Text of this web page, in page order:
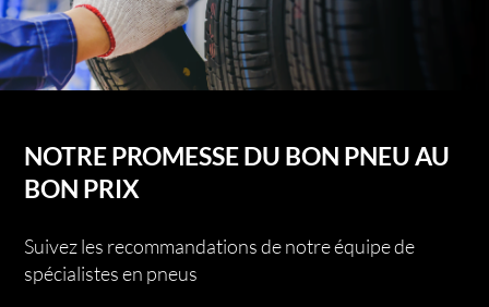
NOTRE PROMESSE DU BON PNEU AU
BON PRIX
Suivez les recommandations de notre équipe de
spécialistes en pneus